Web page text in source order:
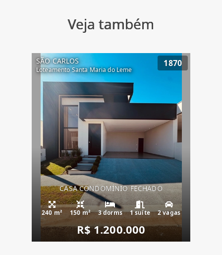
Veja também
SÃO CARLOS
Loteamento Santa Maria do Leme
1870
CASA CONDOMÍNIO FECHADO
240 m² 150 m² 3 dorms 1 suíte 2 vagas
R$ 1.200.000